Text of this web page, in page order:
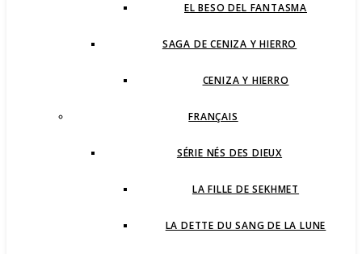
EL BESO DEL FANTASMA
SAGA DE CENIZA Y HIERRO
CENIZA Y HIERRO
FRANÇAIS
SÉRIE NÉS DES DIEUX
LA FILLE DE SEKHMET
LA DETTE DU SANG DE LA LUNE